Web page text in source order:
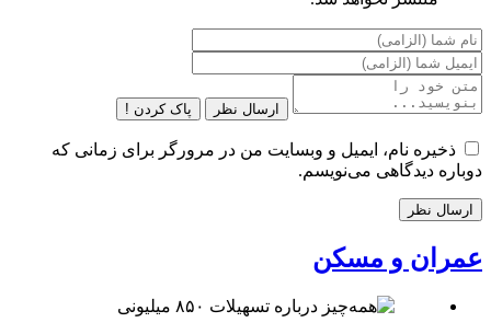
ارسال نظر پاک کردن !
ذخیره نام، ایمیل و وبسایت من در مرورگر برای زمانی که
دوباره دیدگاهی می‌نویسم.
عمران و مسکن